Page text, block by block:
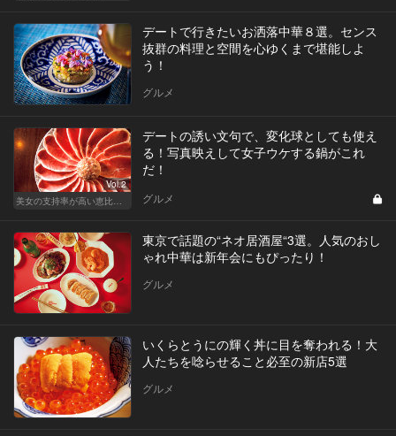
デートで行きたいお洒落中華８選。センス
抜群の料理と空間を心ゆくまで堪能しよ
う！
グルメ
Vol.2
美女の支持率が高い恵比寿鍋
デートの誘い文句で、変化球としても使え
る！写真映えして女子ウケする鍋がこれ
だ！
グルメ
東京で話題の“ネオ居酒屋“3選。人気のおし
ゃれ中華は新年会にもぴったり！
グルメ
いくらとうにの輝く丼に目を奪われる！大
人たちを唸らせること必至の新店5選
グルメ